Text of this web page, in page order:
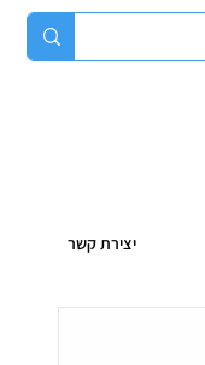
יצירת קשר